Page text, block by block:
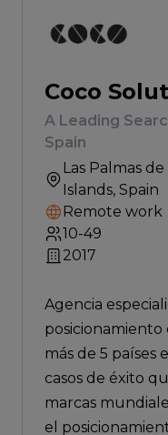
Coco
A Leading
Spain
Las Palmas
Islands, Spain
Remote work
10-49
2017
Agencia
más de 5 países
casos de éxito
marcas
el